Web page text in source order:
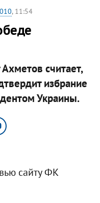
, 11:54
считает,
избрание
Украины.
сайту ФК